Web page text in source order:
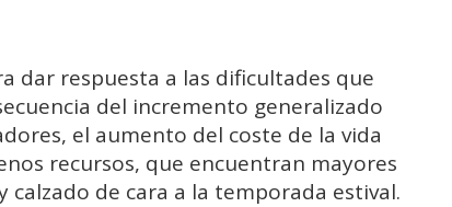
dar respuesta a las dificultades que
del incremento generalizado
el aumento del coste de la vida
recursos, que encuentran mayores
de cara a la temporada estival.